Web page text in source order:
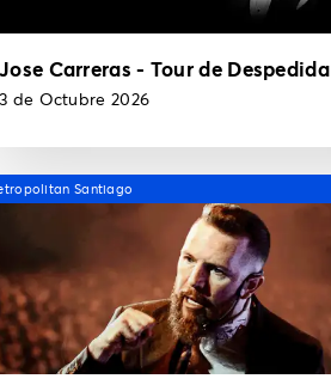
Jose Carreras - Tour de Despedida
3 de Octubre 2026
Santiago